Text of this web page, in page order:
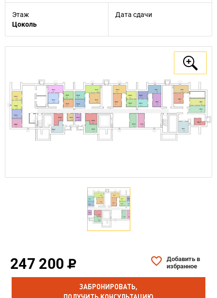
Этаж
Цоколь
Дата сдачи
247 200
Добавить в
избранное
ЗАБРОНИРОВАТЬ,